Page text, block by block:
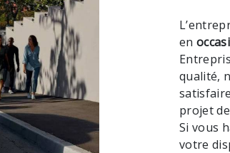
en
qualité,
projet
Si vous
votre